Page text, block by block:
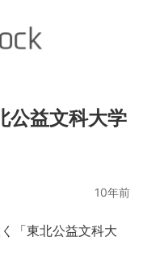
公益文科大学
10年前
「東北公益文科大